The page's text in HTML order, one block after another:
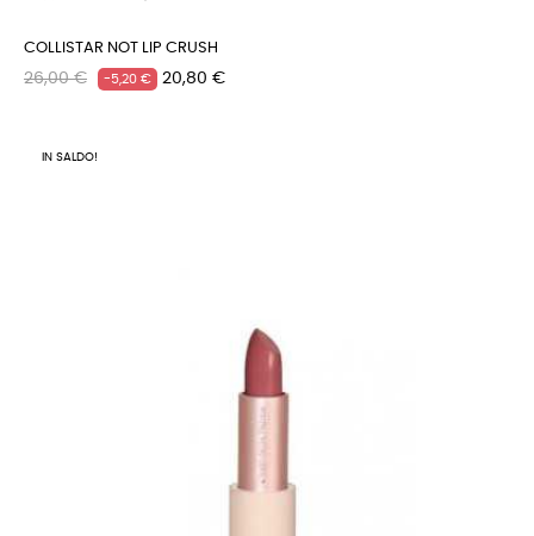
COLLISTAR NOT LIP CRUSH
Prezzo
26,00 € -5,20 € Prezzo
20,80 €
IN SALDO!